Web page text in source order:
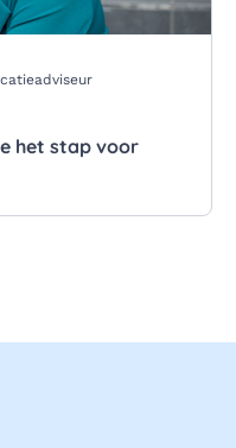
het stap voor